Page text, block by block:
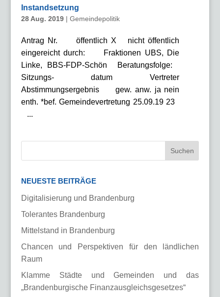
Instandsetzung
28 Aug. 2019| Gemeindepolitik
Antrag Nr. öffentlich X nicht öffentlich
eingereicht durch: Fraktionen UBS, Die
Linke, BBS-FDP-Schön Beratungsfolge:
Sitzungs- datum Vertreter
Abstimmungsergebnis gew. anw. ja nein
enth. *bef. Gemeindevertretung 25.09.19 23
...
NEUESTE BEITRÄGE
Digitalisierung und Brandenburg
Tolerantes Brandenburg
Mittelstand in Brandenburg
Chancen und Perspektiven für den ländlichen
Raum
Klamme Städte und Gemeinden und das
„Brandenburgische Finanzausgleichsgesetzes“